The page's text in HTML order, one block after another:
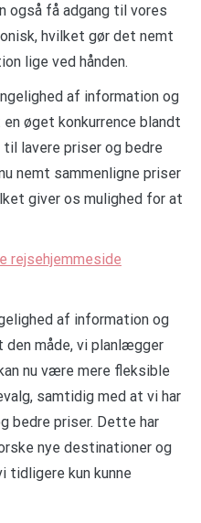
også få adgang til vores
hvilket gør det nemt
lige ved hånden.
af information og
øget konkurrence blandt
lavere priser og bedre
nemt sammenligne priser
giver os mulighed for at
rejsehjemmeside
af information og
den måde, vi planlægger
nu være mere fleksible
samtidig med at vi har
bedre priser. Dette har
nye destinationer og
tidligere kun kunne